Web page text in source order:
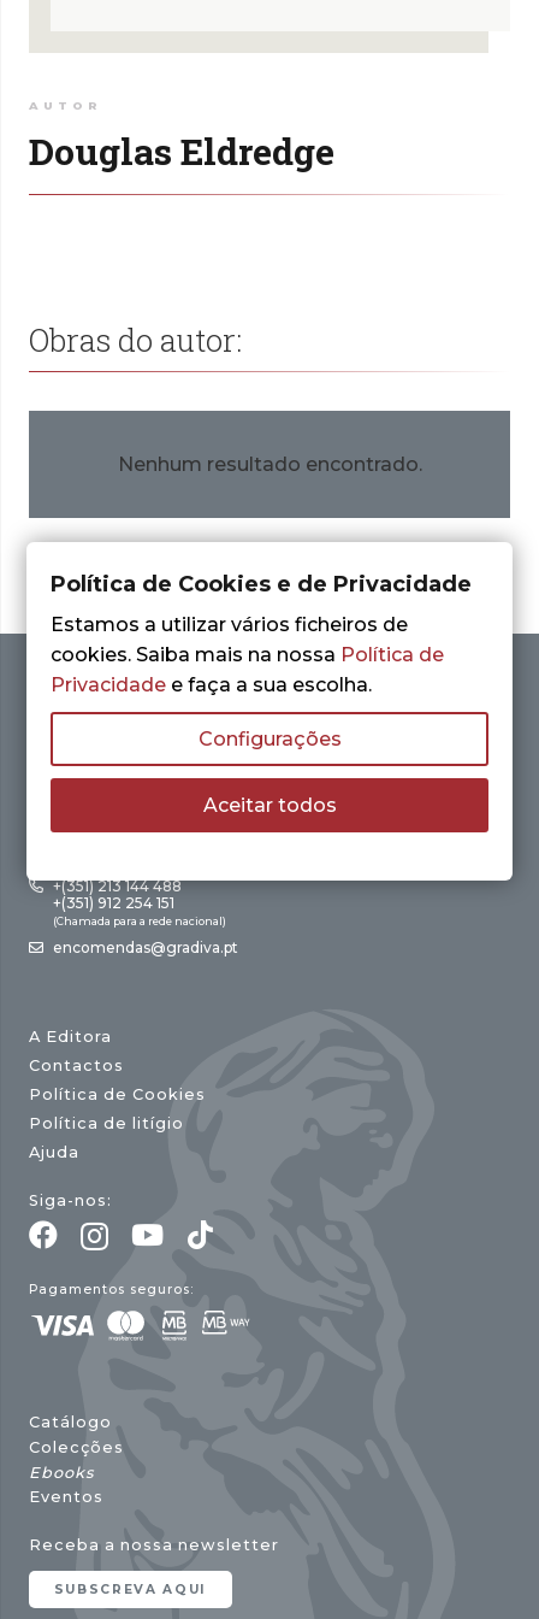
AUTOR
Douglas Eldredge
Obras do autor:
Nenhum resultado encontrado.
+(351) 213 144 488
+(351) 912 254 151
(Chamada para a rede nacional)
encomendas@gradiva.pt
A Editora
Contactos
Política de Cookies
Política de litígio
Ajuda
Siga-nos:
Pagamentos seguros:
Catálogo
Colecções
Ebooks
Eventos
Receba a nossa newsletter
SUBSCREVA AQUI
Política de Cookies e de Privacidade
Estamos a utilizar vários ficheiros de
cookies. Saiba mais na nossa Política de
Privacidade e faça a sua escolha.
Configurações
Aceitar todos